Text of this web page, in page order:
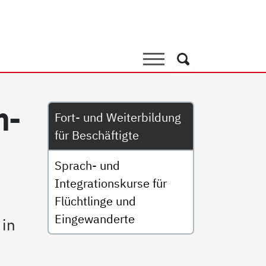
Suche
Suche
Untermenü
Fort- und Weiterbildung
für Beschäftigte
Sprach- und
Integrationskurse für
Flüchtlinge und
Eingewanderte